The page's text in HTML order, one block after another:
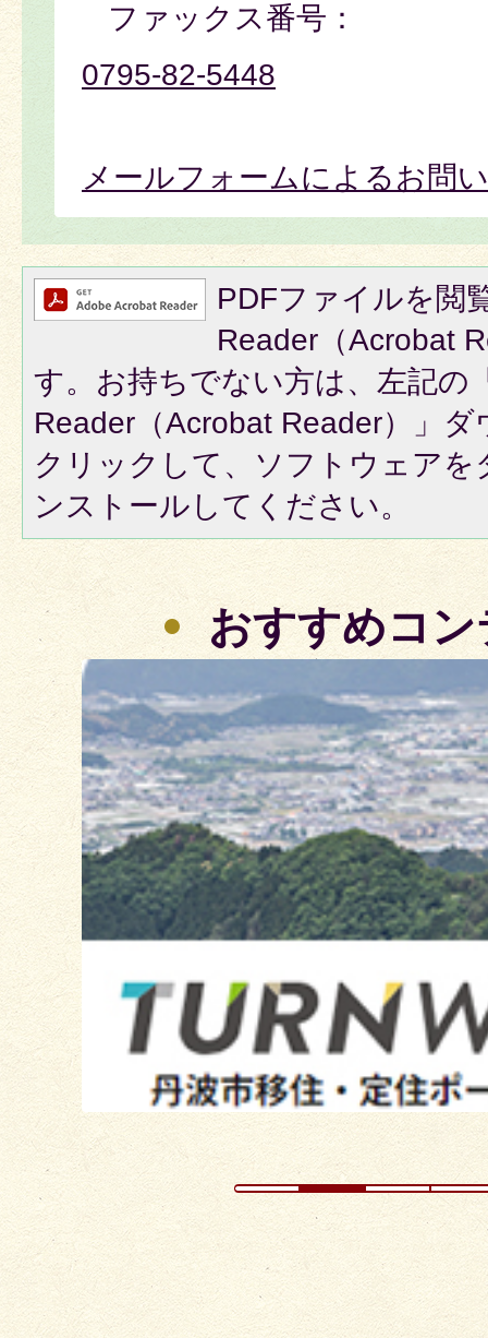
ファックス番号：
0795-82-5448
メールフォームによるお問
PDFファイルを閲
Reader（Acrobat
す。お持ちでない方は、左記の
Reader（Acrobat Reader）」
クリックして、ソフトウェア
ンストールしてください。
おすすめコ
3
枚
目
の
ス